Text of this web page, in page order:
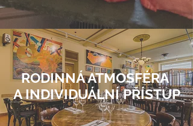
RODINNÁ ATMOSFÉRA
A INDIVIDUÁLNÍ PŘÍSTUP